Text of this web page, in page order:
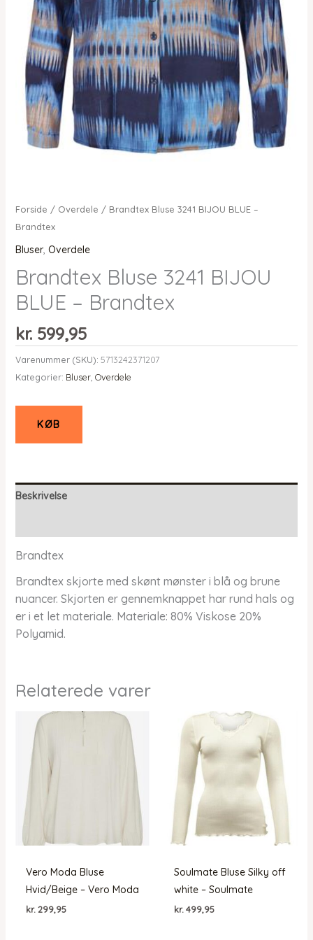
Forside / Overdele / Brandtex Bluse 3241 BIJOU BLUE –
Brandtex
Bluser, Overdele
Brandtex Bluse 3241 BIJOU
BLUE – Brandtex
kr.599,95
Varenummer (SKU): 5713242371207
Kategorier: Bluser, Overdele
KØB
Beskrivelse
Brandtex
Brandtex skjorte med skønt mønster i blå og brune
nuancer. Skjorten er gennemknappet har rund hals og
er i et let materiale. Materiale: 80% Viskose 20%
Polyamid.
Relaterede varer
Vero Moda Bluse
Hvid/Beige – Vero Moda
kr. 299,95
Soulmate Bluse Silky off
white – Soulmate
kr. 499,95